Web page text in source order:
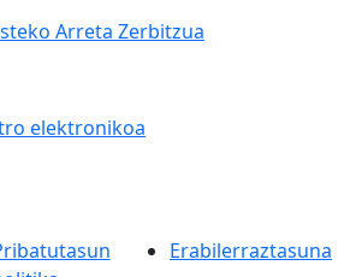
Arreta Zerbitzua
elektronikoa
Erabilerraztasuna